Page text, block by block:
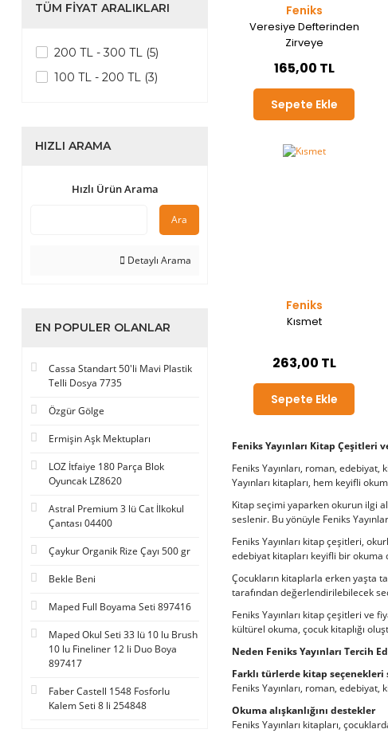
TÜM FIYAT ARALIKLARI
200 TL - 300 TL (5)
100 TL - 200 TL (3)
HIZLI ARAMA
Hızlı Ürün Arama
Ara
Detaylı Arama
EN POPULER OLANLAR
Cassa Standart 50'li Mavi Plastik
Telli Dosya 7735
Özgür Gölge
Ermişin Aşk Mektupları
LOZ İtfaiye 180 Parça Blok
Oyuncak LZ8620
Astral Premium 3 lü Cat İlkokul
Çantası 04400
Çaykur Organik Rize Çayı 500 gr
Bekle Beni
Maped Full Boyama Seti 897416
Maped Okul Seti 33 lü 10 lu Brush
10 lu Fineliner 12 li Duo Boya
897417
Faber Castell 1548 Fosforlu
Kalem Seti 8 li 254848
Feniks
Veresiye Defterinden
Zirveye
165,00 TL
Sepete Ekle
Feniks
Kısmet
263,00 TL
Sepete Ekle
Feniks Yayınları Kitap Çeşitleri
Feniks Yayınları, roman,
Yayınları kitapları, hem keyifli
Kitap seçimi yaparken okurun ilgi
seslenir. Bu yönüyle Feniks
Feniks Yayınları kitap çeşitleri,
edebiyat kitapları keyifli bir
Çocukların kitaplarla erken yaşta
tarafından değerlendirilebilecek
Feniks Yayınları kitap çeşitleri ve
kültürel okuma, çocuk kitaplığı
Neden Feniks Yayınları Tercih
Farklı türlerde kitap seçenekleri
Feniks Yayınları, roman,
Okuma alışkanlığını destekler
Feniks Yayınları kitapları,